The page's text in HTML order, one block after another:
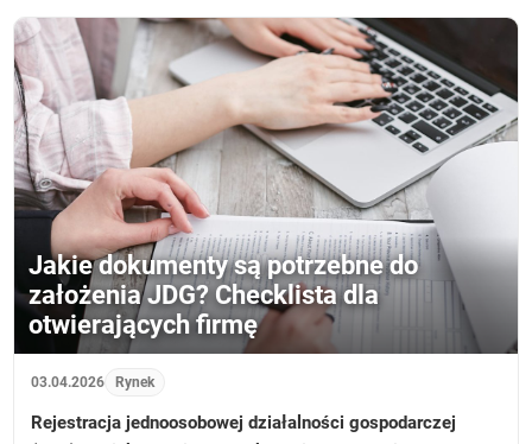
Jakie dokumenty są potrzebne do
założenia JDG? Checklista dla
otwierających firmę
03.04.2026 Rynek
Rejestracja jednoosobowej działalności gospodarczej